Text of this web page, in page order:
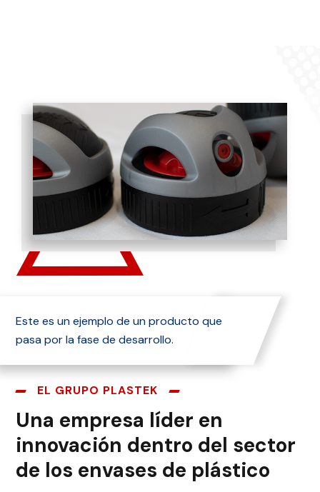
Este es un ejemplo de un producto que
pasa por la fase de desarrollo.
EL GRUPO PLASTEK
Una empresa líder en
innovación dentro del sector
de los envases de plástico